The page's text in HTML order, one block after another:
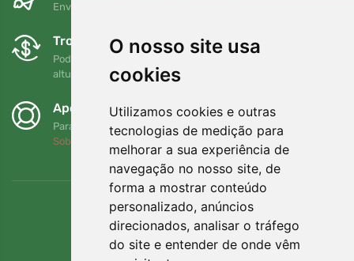
O nosso site usa
cookies
Utilizamos cookies e outras
tecnologias de medição para
melhorar a sua experiência de
navegação no nosso site, de
forma a mostrar conteúdo
personalizado, anúncios
direcionados, analisar o tráfego
do site e entender de onde vêm
Envio gratuito para encomendas superiores a 80 EUR
Trocas e devoluções gratuitas
Pode devolver ou trocar a sua encomenda em qualquer
altura no prazo de 90 dias
Apoiamos a Trees.org
Para cada encomenda plantamos uma árvore! Leia mais
Sobre nós